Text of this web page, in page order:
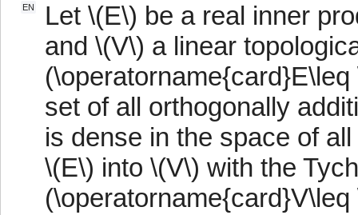
EN
Let \(E\) be a real inner
and \(V\) a linear
set of all orthogonally
is dense in the space of
\(E\) into \(V\) with the